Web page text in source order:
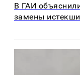
В ГАИ
замены